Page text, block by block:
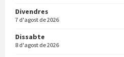
Minicims
Divendres
7 d'agost de 2026
Dissabte
8 d'agost de 2026